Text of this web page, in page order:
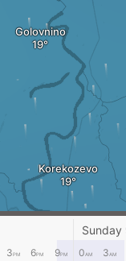
Golovnino
Golodskoye
Korekozevo
Sunday
3PM 6PM 9PM 0AM 3AM